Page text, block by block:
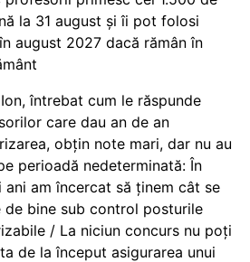
la 31 august și îi pot folosi
august 2027 dacă rămân în
întrebat cum le răspunde
care dau an de an
obțin note mari, dar nu au
perioadă nedeterminată: În
ani am încercat să ținem cât se
de bine sub control posturile
/ La niciun concurs nu poți
de la început asigurarea unui